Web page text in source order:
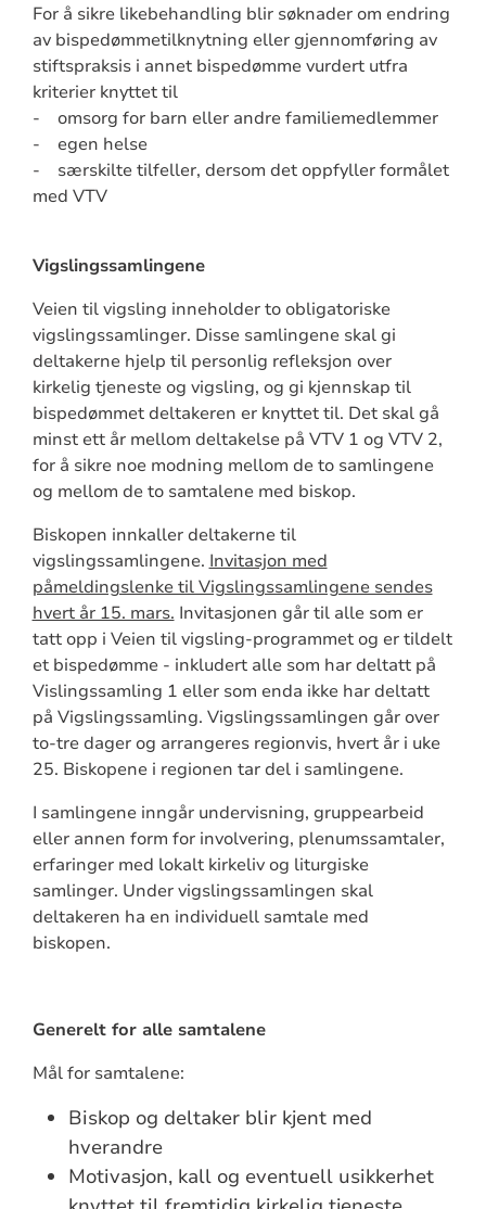
For å sikre likebehandling blir søknader om endring
av bispedømmetilknytning eller gjennomføring av
stiftspraksis i annet bispedømme vurdert utfra
kriterier knyttet til
- omsorg for barn eller andre familiemedlemmer
- egen helse
- særskilte tilfeller, dersom det oppfyller formålet
med VTV
Vigslingssamlingene
Veien til vigsling inneholder to obligatoriske
vigslingssamlinger. Disse samlingene skal gi
deltakerne hjelp til personlig refleksjon over
kirkelig tjeneste og vigsling, og gi kjennskap til
bispedømmet deltakeren er knyttet til. Det skal gå
minst ett år mellom deltakelse på VTV 1 og VTV 2,
for å sikre noe modning mellom de to samlingene
og mellom de to samtalene med biskop.
Biskopen innkaller deltakerne til
vigslingssamlingene. Invitasjon med
påmeldingslenke til Vigslingssamlingene sendes
hvert år 15. mars. Invitasjonen går til alle som er
tatt opp i Veien til vigsling-programmet og er tildelt
et bispedømme - inkludert alle som har deltatt på
Vislingssamling 1 eller som enda ikke har deltatt
på Vigslingssamling. Vigslingssamlingen går over
to-tre dager og arrangeres regionvis, hvert år i uke
25. Biskopene i regionen tar del i samlingene.
I samlingene inngår undervisning, gruppearbeid
eller annen form for involvering, plenumssamtaler,
erfaringer med lokalt kirkeliv og liturgiske
samlinger. Under vigslingssamlingen skal
deltakeren ha en individuell samtale med
biskopen.
Generelt for alle samtalene
Mål for samtalene:
Biskop og deltaker blir kjent med
hverandre
Motivasjon, kall og eventuell usikkerhet